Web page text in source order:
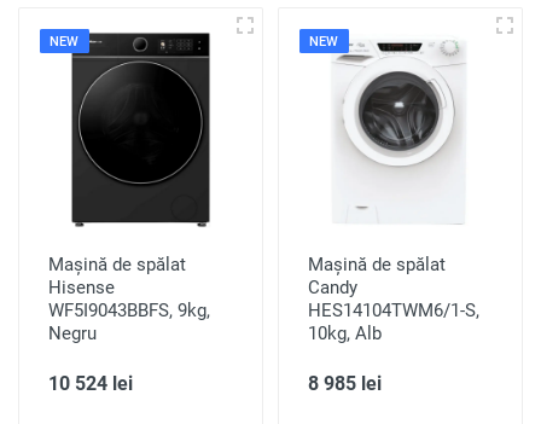
NEW
Mașină de spălat
Hisense
WF5I9043BBFS, 9kg,
Negru
10 524 lei
NEW
Mașină de spălat
Candy
HES14104TWM6/1-S,
10kg, Alb
8 985 lei